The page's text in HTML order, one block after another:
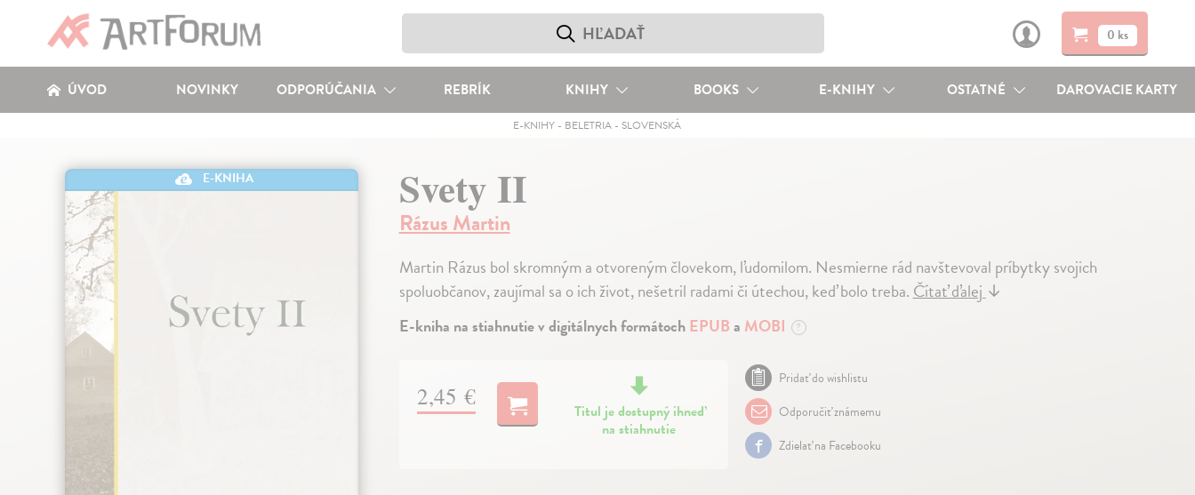
0 ks
ÚVOD NOVINKY ODPORÚČANIA REBRÍK KNIHY BOOKS E-KNIHY OSTATNÉ DAROVACIE KARTY
E-KNIHY - BELETRIA - SLOVENSKÁ
E-KNIHA Svety II
Rázus Martin
Martin Rázus bol skromným a otvoreným človekom, ľudomilom. Nesmierne rád navštevoval príbytky svojich
spoluobčanov, zaujímal sa o ich život, nešetril radami či útechou, keď bolo treba.Čítať ďalej↓
E-kniha na stiahnutie v digitálnych formátochEPUBa MOBI ?
2,45 €
Titul je dostupný ihneď
na stiahnutie
Pridať do wishlistu
Odporučiť známemu
Zdielať na Facebooku